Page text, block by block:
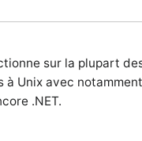
sur la plupart
Unix avec notamment
.NET.